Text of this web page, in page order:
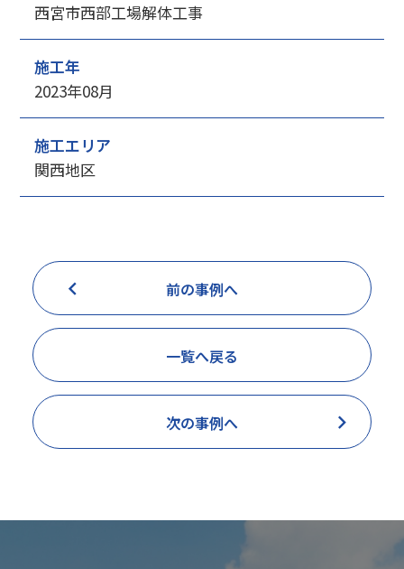
西宮市西部工場解体工事
施工年
2023年08月
施工エリア
関西地区
前の事例へ
一覧へ戻る
次の事例へ